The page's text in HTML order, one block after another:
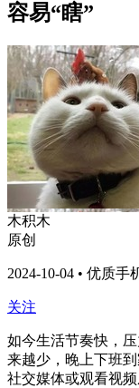
容易“瞎”
木积木
原创
2024-10-04 • 优质手
关注
如今生活节奏快，
来越少，晚上下班
社交媒体或观看视